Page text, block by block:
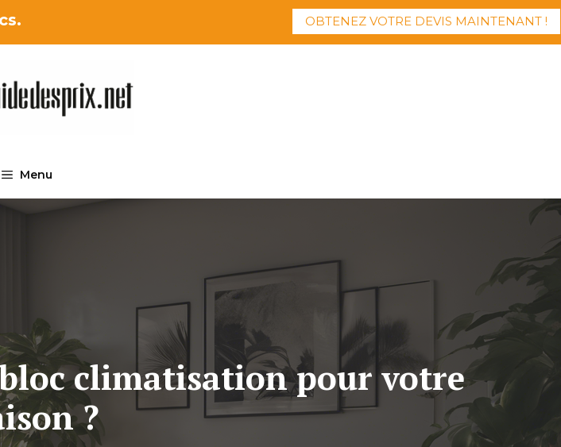
OBTENEZ VOTRE DEVIS MAINTENANT !
Menu
climatisation pour votre
?